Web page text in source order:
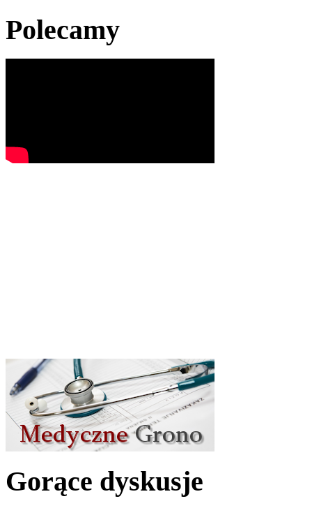
Polecamy
Gorące dyskusje